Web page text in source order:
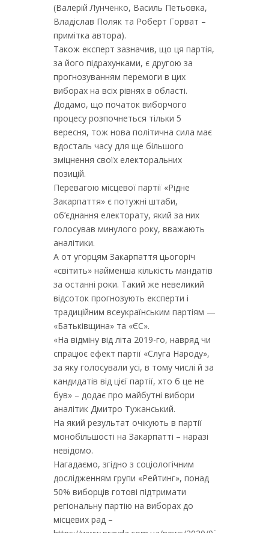
(Валерій Лунченко, Василь Петьовка,
Владіслав Поляк та Роберт Горват –
примітка автора).
Також експерт зазначив, що ця партія,
за його підрахунками, є другою за
прогнозуванням перемоги в цих
виборах на всіх рівнях в області.
Додамо, що початок виборчого
процесу розпочнеться тільки 5
вересня, тож нова політична сила має
вдосталь часу для ще більшого
зміцнення своїх електоральних
позицій.
Перевагою місцевої партії «Рідне
Закарпаття» є потужні штаби,
об’єднання електорату, який за них
голосував минулого року, вважають
аналітики.
А от угорцям Закарпаття цьогоріч
«світить» найменша кількість мандатів
за останні роки. Такий же невеликий
відсоток прогнозують експерти і
традиційним всеукраїнським партіям —
«Батьківщина» та «ЄС».
«На відміну від літа 2019-го, навряд чи
спрацює ефект партії «Слуга Народу»,
за яку голосували усі, в тому числі й за
кандидатів від цієї партії, хто б це не
був» – додає про майбутні вибори
аналітик Дмитро Тужанський.
На який результат очікують в партії
монобільшості на Закарпатті – наразі
невідомо.
Нагадаємо, згідно з соціологічним
дослідженням групи «Рейтинг», понад
50% виборців готові підтримати
регіональну партію на виборах до
місцевих рад –